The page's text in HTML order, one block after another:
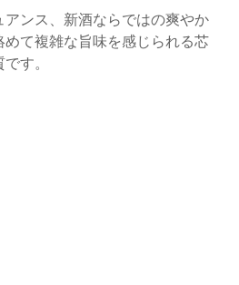
ンス、新酒ならではの爽やか
て複雑な旨味を感じられる芯
す。